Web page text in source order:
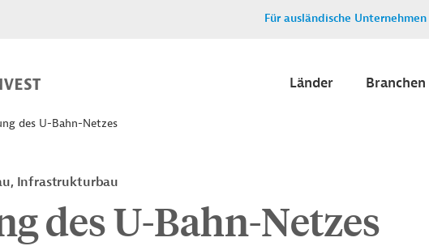
Für ausländische Unternehmen
Länder Branchen
des U-Bahn-Netzes
Infrastrukturbau
des U-Bahn-Netzes